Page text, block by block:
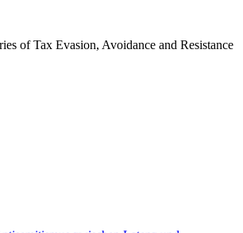
of Tax Evasion, Avoidance and Resistance